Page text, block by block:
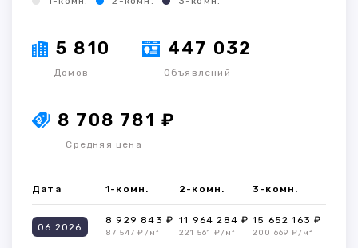
5 810
Домов
447 032
Объявлений
8 708 781 ₽
Средняя цена
Дата 1-комн. 2-комн. 3-комн.
06.2026
8 929 843 ₽
87 547 ₽/м²
11 964 284 ₽
221 561 ₽/м²
15 652 163 ₽
200 669 ₽/м²